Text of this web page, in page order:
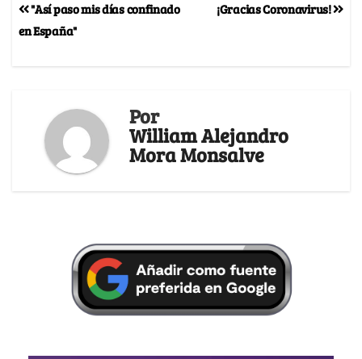
¡Gracias Coronavirus!
"Así paso mis días confinado
en España"
Por
William Alejandro
Mora Monsalve